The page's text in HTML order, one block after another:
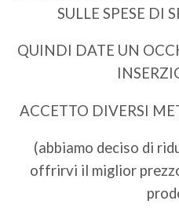
SULLE SPESE DI
QUINDI DATE UN
ACCETTO DIVERSI
(abbiamo deciso di
offrirvi il miglior